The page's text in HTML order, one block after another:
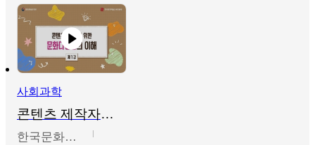
사회과학
콘텐츠 제작자를 위한 문화다양성의 이해
한국문화예술교육진흥원